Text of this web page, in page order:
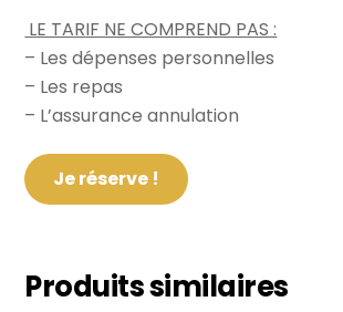
LE TARIF NE COMPREND PAS :
– Les dépenses personnelles
– Les repas
– L’assurance annulation
Je réserve !
Produits similaires